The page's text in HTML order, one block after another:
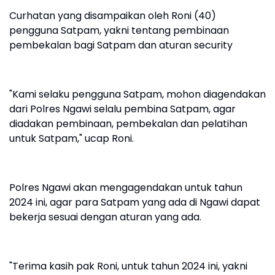
Curhatan yang disampaikan oleh Roni (40)
pengguna Satpam, yakni tentang pembinaan
pembekalan bagi Satpam dan aturan security
"Kami selaku pengguna Satpam, mohon diagendakan
dari Polres Ngawi selalu pembina Satpam, agar
diadakan pembinaan, pembekalan dan pelatihan
untuk Satpam," ucap Roni.
Polres Ngawi akan mengagendakan untuk tahun
2024 ini, agar para Satpam yang ada di Ngawi dapat
bekerja sesuai dengan aturan yang ada.
"Terima kasih pak Roni, untuk tahun 2024 ini, yakni